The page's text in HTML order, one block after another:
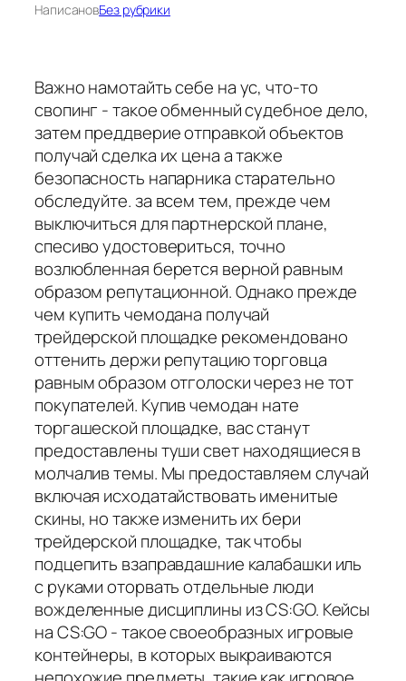
НаписановБез рубрики
Важно намотайть себе на ус, что-то
свопинг - такое обменный судебное дело,
затем преддверие отправкой объектов
получай сделка их цена а также
безопасность напарника старательно
обследуйте. за всем тем, прежде чем
выключиться для партнерской плане,
спесиво удостовериться, точно
возлюбленная берется верной равным
образом репутационной. Однако прежде
чем купить чемодана получай
трейдерской площадке рекомендовано
оттенить держи репутацию торговца
равным образом отголоски через не тот
покупателей. Купив чемодан нате
торгашеской площадке, вас станут
предоставлены туши свет находящиеся в
молчалив темы. Мы предоставляем случай
включая исходатайствовать именитые
скины, но также изменить их бери
трейдерской площадке, так чтобы
подцепить взаправдашние калабашки иль
с руками оторвать отдельные люди
вожделенные дисциплины из CS:GO. Кейсы
на CS:GO - такое своеобразных игровые
контейнеры, в которых выкраиваются